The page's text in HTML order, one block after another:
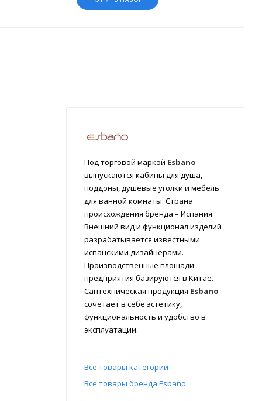
Под торговой маркой Esbano
выпускаются кабины для душа,
поддоны, душевые уголки и мебель
для ванной комнаты. Страна
происхождения бренда – Испания.
Внешний вид и функционал изделий
разрабатывается известными
испанскими дизайнерами.
Производственные площади
предприятия базируются в Китае.
Сантехническая продукция Esbano
сочетает в себе эстетику,
функциональность и удобство в
эксплуатации.
Все товары категории
Все товары бренда Esbano